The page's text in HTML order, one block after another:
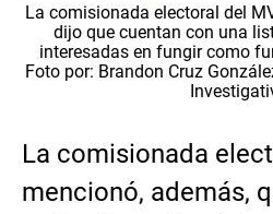
La comisionada electoral del
dijo que cuentan con una
interesadas en fungir como
Foto por: Brandon Cruz
La comisionada
mencionó, además,